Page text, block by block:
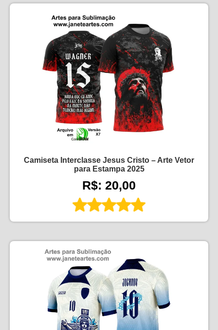
Camiseta Interclasse Jesus Cristo – Arte Vetor
para Estampa 2025
R$: 20,00